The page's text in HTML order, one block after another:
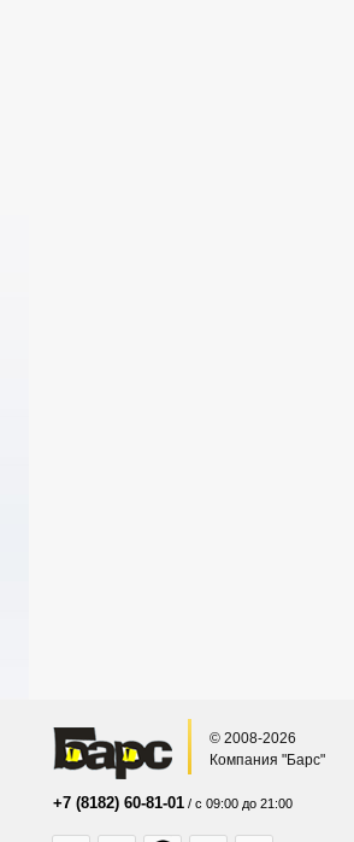
© 2008-2026
Компания "Барс"
+7 (8182) 60-81-01 / с 09:00 до 21:00